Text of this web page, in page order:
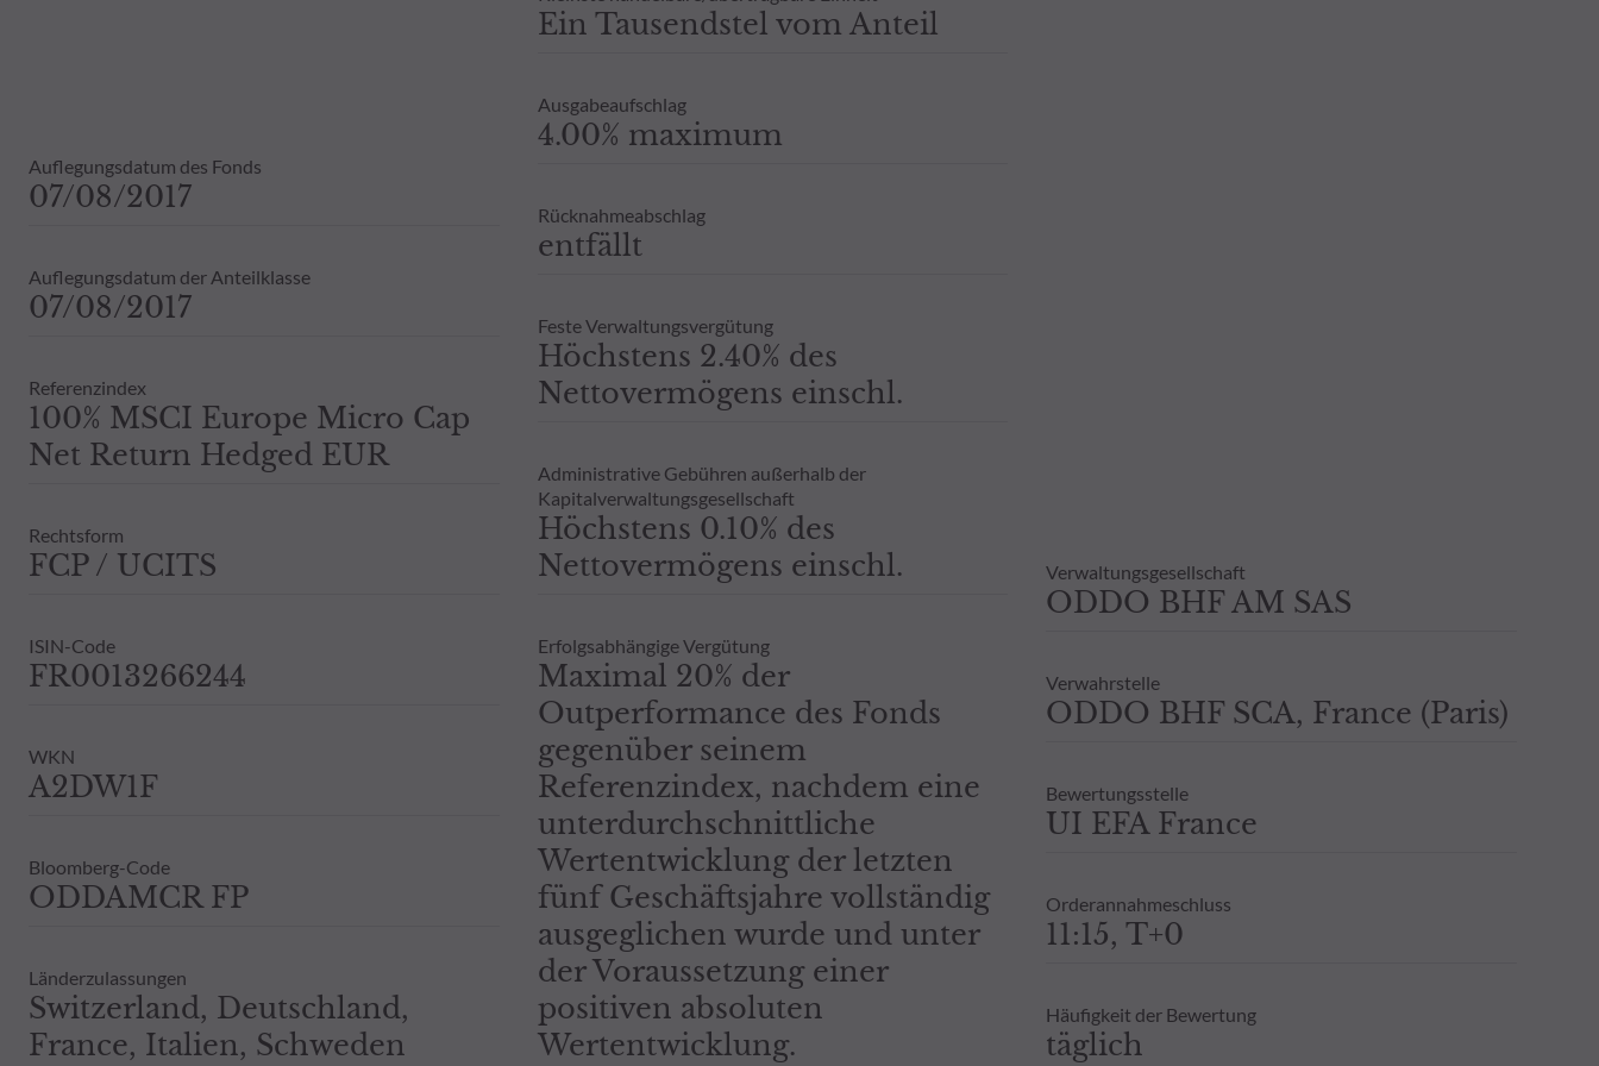
Auflegungsdatum des Fonds
07/08/2017
Auflegungsdatum der Anteilklasse
07/08/2017
Referenzindex
100% MSCI Europe Micro Cap
Net Return Hedged EUR
Rechtsform
FCP / UCITS
ISIN-Code
FR0013266244
WKN
A2DW1F
Bloomberg-Code
ODDAMCR FP
Länderzulassungen
Switzerland, Deutschland,
France, Italien, Schweden
Ein Tausendstel vom Anteil
Ausgabeaufschlag
4.00% maximum
Rücknahmeabschlag
entfällt
Feste Verwaltungsvergütung
Höchstens 2.40% des
Nettovermögens einschl.
Administrative Gebühren außerhalb der
Kapitalverwaltungsgesellschaft
Höchstens 0.10% des
Nettovermögens einschl.
Erfolgsabhängige Vergütung
Maximal 20% der
Outperformance des Fonds
gegenüber seinem
Referenzindex, nachdem eine
unterdurchschnittliche
Wertentwicklung der letzten
fünf Geschäftsjahre vollständig
ausgeglichen wurde und unter
der Voraussetzung einer
positiven absoluten
Wertentwicklung.
Verwaltungsgesellschaft
ODDO BHF AM SAS
Verwahrstelle
ODDO BHF SCA, France (Paris)
Bewertungsstelle
UI EFA France
Orderannahmeschluss
11:15, T+0
Häufigkeit der Bewertung
täglich
Daher wird empfohlen, sich vor einer Zeichnung an einen Steuerberater zu wenden. Weitere Informationen sind auf Anfrage erhältlich.
Dies beinhaltet bei Vorliegen eines berechtigten Interesses und unter Wahrung einer angemessenen zeitlichen Verzögerung auch
Vergangenheit darf nicht als Hinweis oder Garantie für die zukünftige Wertentwicklung angesehen werden, und es wird keine -
ausdrückliche oder stillschweigende - Zusicherung oder Gewährleistung einer zukünftigen Wertentwicklung gegeben.